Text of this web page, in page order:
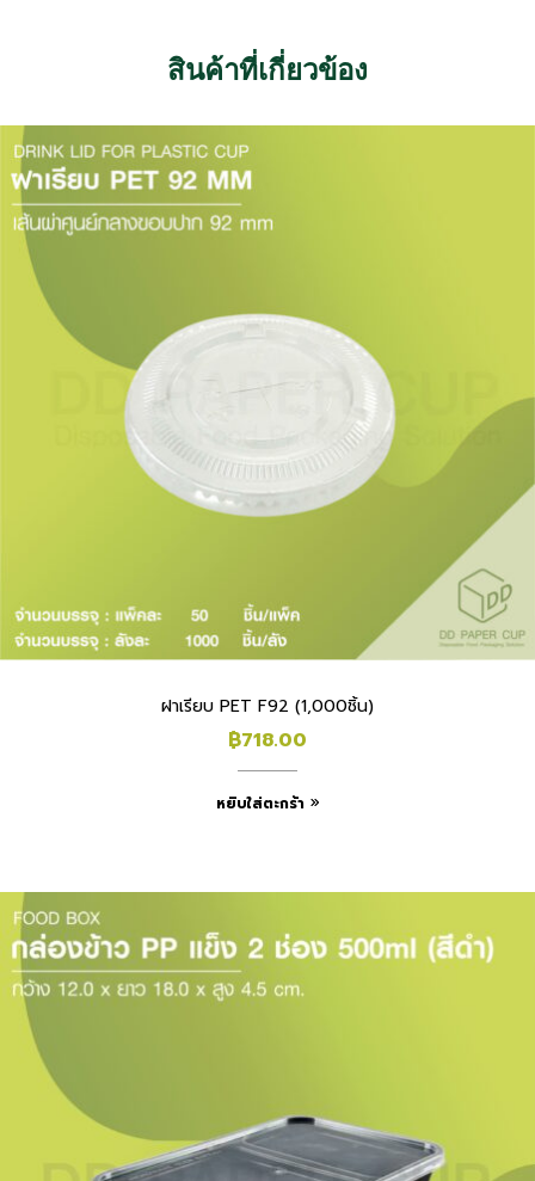
สินค้าที่เกี่ยวข้อง
ฝาเรียบ PET F92 (1,000ชิ้น)
฿718.00
หยิบใส่ตะกร้า